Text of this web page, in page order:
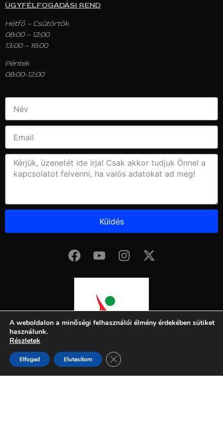
ÜGYFÉLFOGADÁSI REND
Hétfő – Csütörtök
08:00 – 12:00
13:00 – 16:00
Péntek
08:00-12:00
Küldés
A weboldalon a minőségi felhasználói élmény érdekében sütiket
használunk.
Részletek
Elfogad Elutasítom Close GDPR Cookie Banner